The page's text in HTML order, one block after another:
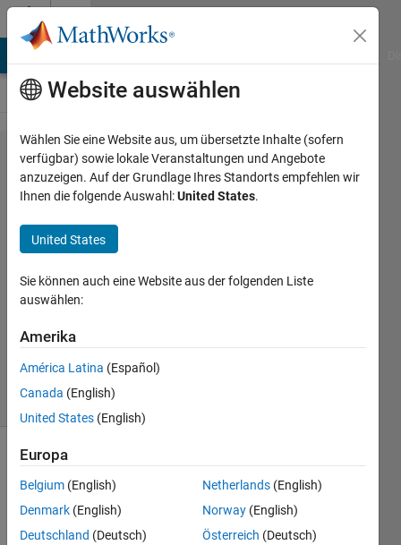
Weiter zum Inhalt
Problem
53705.
Large
Numbers
David
Hill
2 likes
Multiply
two
large
Website auswählen
Wählen Sie eine Website aus, um übersetzte Inhalte (sofern
verfügbar) sowie lokale Veranstaltungen und Angebote
anzuzeigen. Auf der Grundlage Ihres Standorts empfehlen wir
Ihnen die folgende Auswahl:United States.
United States
Sie können auch eine Website aus der folgenden Liste
auswählen:
Amerika
América Latina (Español)
Canada (English)
United States (English)
Europa
Belgium (English)
Denmark (English)
Deutschland (Deutsch)
Netherlands (English)
Norway (English)
Österreich (Deutsch)